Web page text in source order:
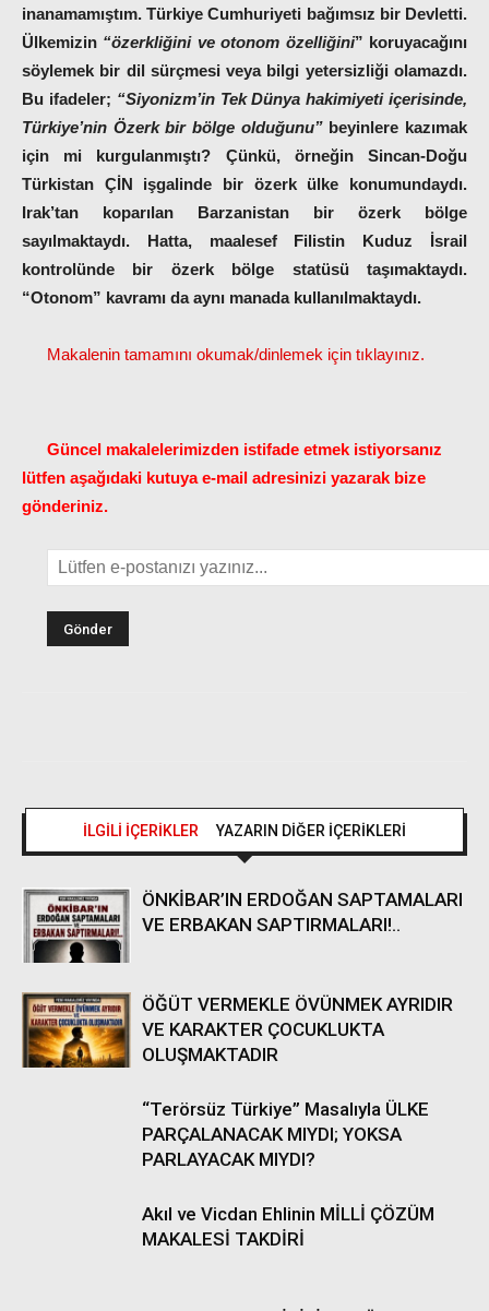
inanamamıştım. Türkiye Cumhuriyeti bağımsız bir Devletti.
Ülkemizin “özerkliğini ve otonom özelliğini” koruyacağını
söylemek bir dil sürçmesi veya bilgi yetersizliği olamazdı.
Bu ifadeler; “Siyonizm’in Tek Dünya hakimiyeti içerisinde,
Türkiye’nin Özerk bir bölge olduğunu”beyinlere kazımak
için mi kurgulanmıştı? Çünkü, örneğin Sincan-Doğu
Türkistan ÇİN işgalinde bir özerk ülke konumundaydı.
Irak’tan koparılan Barzanistan bir özerk bölge
sayılmaktaydı. Hatta, maalesef Filistin Kuduz İsrail
kontrolünde bir özerk bölge statüsü taşımaktaydı.
“Otonom” kavramı da aynı manada kullanılmaktaydı.
Makalenin tamamını okumak/dinlemek için tıklayınız.
Güncel makalelerimizden istifade etmek istiyorsanız
lütfen aşağıdaki kutuya e-mail adresinizi yazarak bize
gönderiniz.
İLGİLİ İÇERİKLER YAZARIN DİĞER İÇERİKLERİ
ÖNKİBAR’IN ERDOĞAN SAPTAMALARI
VE ERBAKAN SAPTIRMALARI!..
ÖĞÜT VERMEKLE ÖVÜNMEK AYRIDIR
VE KARAKTER ÇOCUKLUKTA
OLUŞMAKTADIR
“Terörsüz Türkiye” Masalıyla ÜLKE
PARÇALANACAK MIYDI; YOKSA
PARLAYACAK MIYDI?
Akıl ve Vicdan Ehlinin MİLLİ ÇÖZÜM
MAKALESİ TAKDİRİ